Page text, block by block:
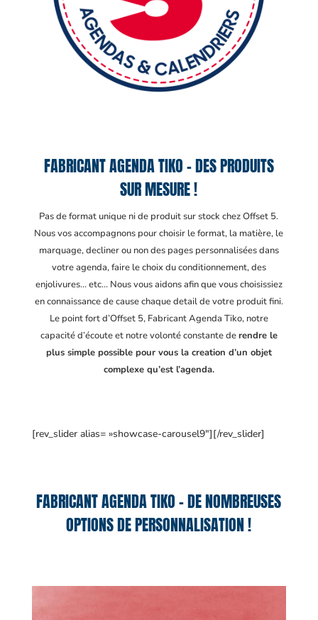
FABRICANT AGENDA TIKO – DES PRODUITS
SUR MESURE !
Pas de format unique ni de produit sur stock chez Offset 5.
Nous vos accompagnons pour choisir le format, la matière, le
marquage, decliner ou non des pages personnalisées dans
votre agenda, faire le choix du conditionnement, des
enjolivures… etc… Nous vous aidons afin que vous choisissiez
en connaissance de cause chaque detail de votre produit fini.
Le point fort d’Offset 5, Fabricant Agenda Tiko, notre
capacité d’écoute et notre volonté constante derendre le
plus simple possible pour vous la creation d’un objet
complexe qu’est l’agenda.
[rev_slider alias= »showcase-carousel9″][/rev_slider]
FABRICANT AGENDA TIKO – DE NOMBREUSES
OPTIONS DE PERSONNALISATION !